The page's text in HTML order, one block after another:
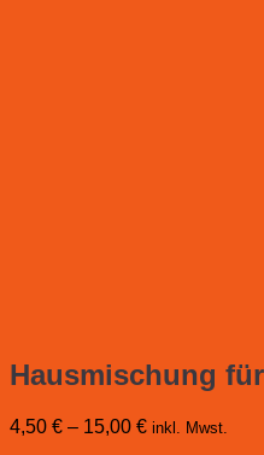
Hausmischung
4,50 € – 15,00 € inkl. Mwst.